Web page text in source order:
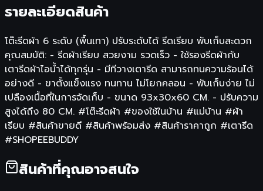
รายละเอียดสินค้า
โต๊ะรีดผ้า 6 ระดับ (พื้นเทา) ปรับระดับได้ รีดเรียบ พับเก็บสะดวก
คุณสมบัติ: - รีดผ้าเรียบ สวยงาม รวดเร็ว - ใช้รองรีดผ้ากับ
เตารีดผ้าไอน้ำได้ทุกรุ่น - มีทีวางเตารีด สามารถทนความร้อนได้
อย่างดี - ขาตั้งแข็งแรง ทนทาน ไม่โยกคลอน - พับเก็บง่าย ไม่
เปลืองเนื้อที่ในการจัดเก็บ - ขนาด 93x30x60 CM. - ปรับความ
สูงได้ถึง 80 CM. #โต๊ะรีดผ้า #ของใช้ในบ้าน #แม่บ้าน #ผ้า
เรียบ #สินค้าขายดี #สินค้าพร้อมส่ง #สินค้าราคาถูก #เตารีด
#SHOPEEBUDDY
สินค้าที่คุณอาจสนใจ